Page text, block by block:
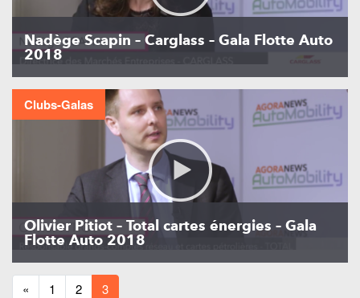
Nadège Scapin – Carglass – Gala Flotte Auto
2018
Clubs-Galas
Olivier Pitiot – Total cartes énergies – Gala
Flotte Auto 2018
« 1 2 3